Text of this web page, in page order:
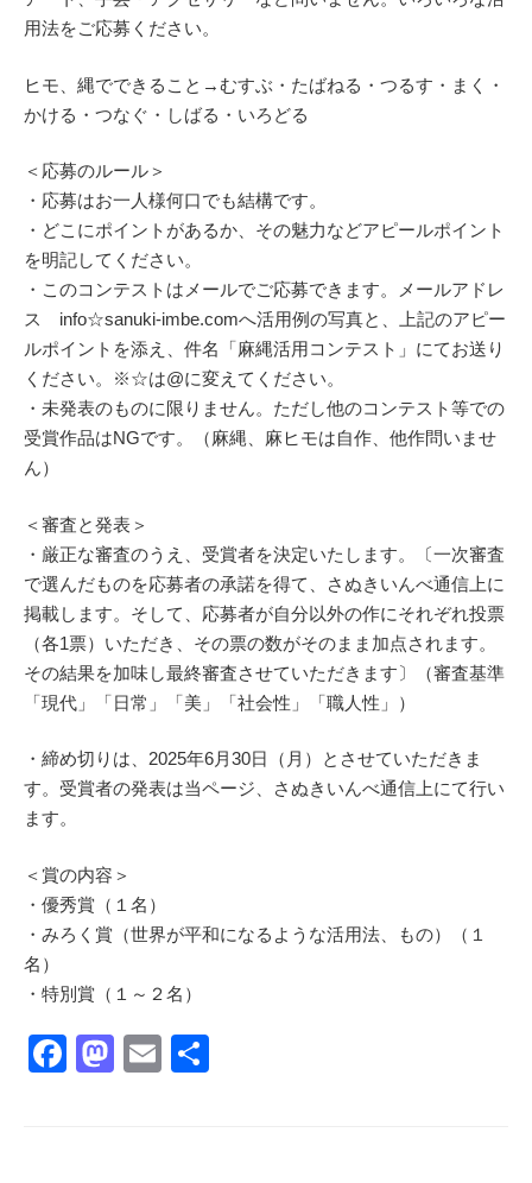
用法をご応募ください。
ヒモ、縄でできること→むすぶ・たばねる・つるす・まく・
かける・つなぐ・しばる・いろどる
＜応募のルール＞
・応募はお一人様何口でも結構です。
・どこにポイントがあるか、その魅力などアピールポイント
を明記してください。
・このコンテストはメールでご応募できます。メールアドレ
ス info☆sanuki-imbe.comへ活用例の写真と、上記のアピー
ルポイントを添え、件名「麻縄活用コンテスト」にてお送り
ください。※☆は@に変えてください。
・未発表のものに限りません。ただし他のコンテスト等での
受賞作品はNGです。（麻縄、麻ヒモは自作、他作問いませ
ん）
＜審査と発表＞
・厳正な審査のうえ、受賞者を決定いたします。〔一次審査
で選んだものを応募者の承諾を得て、さぬきいんべ通信上に
掲載します。そして、応募者が自分以外の作にそれぞれ投票
（各1票）いただき、その票の数がそのまま加点されます。
その結果を加味し最終審査させていただきます〕（審査基準
「現代」「日常」「美」「社会性」「職人性」）
・締め切りは、2025年6月30日（月）とさせていただきま
す。受賞者の発表は当ページ、さぬきいんべ通信上にて行い
ます。
＜賞の内容＞
・優秀賞（１名）
・みろく賞（世界が平和になるような活用法、もの）（１
名）
・特別賞（１～２名）
F
M
E